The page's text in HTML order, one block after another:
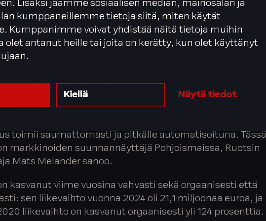
Lisäksi jaamme sosiaalisen median, mainosalan ja
kumppaneillemme tietoja siitä, miten käytät
Kumppanimme voivat yhdistää näitä tietoja muihin
olet antanut heille tai joita on kerätty, kun olet käyttänyt
Kiellä Näytä tiedot
nähdä ja hoitaa palkkahallinto ja palkanmaksu. Yhtiön
vetäjänä toimiiMats Melander, jolla on yli 20
palkanlaskennan ulkoistamispalveluista.
iso osa yrityksistä on jo ulkoistanut palkanlaskentansa,
muuttamalla ruotsalaisten yritysten tapaa nähdä
sekä auttaa pääsemään eroon kömpelöstä,
ja eri järjestelmissä tapahtuvasta työstä. Todellinen
toimii saumattomasti ja pitkälle automatisoituna. Tässä
markkinoiden suunnannäyttäjä Pohjoismaissa, Ruotsin
Mats Melander sanoo.
kasvanut viime vuosina vahvasti sekä orgaanisesti että
sen liikevaihto vuonna 2024 oli 21,1 miljoonaa euroa, ja
liikevaihto on kasvanut orgaanisesti yli 124 prosenttia.